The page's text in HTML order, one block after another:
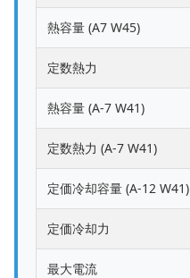
熱容量 (A7 W45)
定数熱力
熱容量 (A-7 W41)
定数熱力 (A-7 W41)
定価冷却容量 (A-12 W41)
定価冷却力
最大電流